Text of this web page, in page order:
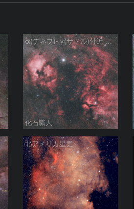
α(デネブ)~γ(サドル)付近 NGC7000 北アメリカ星雲 IC5067~5070 ペリカン星雲 はくちょう座
化石職人
北アメリカ星雲